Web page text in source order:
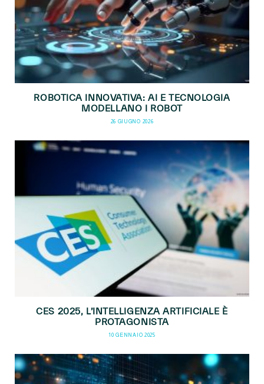
ROBOTICA INNOVATIVA: AI E TECNOLOGIA
MODELLANO I ROBOT
26 GIUGNO 2026
CES 2025, L’INTELLIGENZA ARTIFICIALE È
PROTAGONISTA
10 GENNAIO 2025